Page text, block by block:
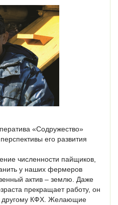
«Содружество»
его развития
численности пайщиков,
у наших фермеров
актив – землю. Даже
прекращает работу, он
другому КФХ. Желающие